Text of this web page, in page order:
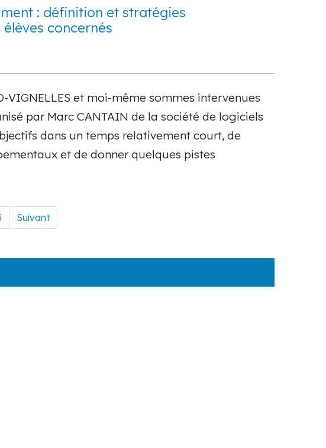
: définition et stratégies
concernés
VIGNELLES et moi-même sommes intervenues
par Marc CANTAIN de la société de logiciels
dans un temps relativement court, de
et de donner quelques pistes
Suivant